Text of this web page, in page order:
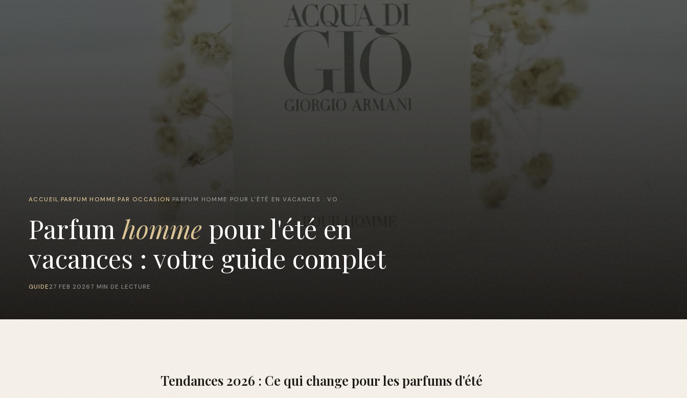
ACCUEIL ›PARFUM HOMME ›PAR OCCASION ›PARFUM HOMME POUR L'ÉTÉ EN VACANCES : VO
Parfum homme pour l'été en
vacances : votre guide complet
GUIDE 27 FEB 2026 7 MIN DE LECTURE
Tendances 2026 : Ce qui change pour les parfums d'été